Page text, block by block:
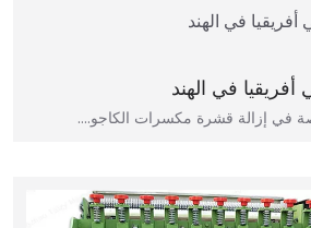
في الهند
في إزالة قشرة مكسرات الكاجو.…